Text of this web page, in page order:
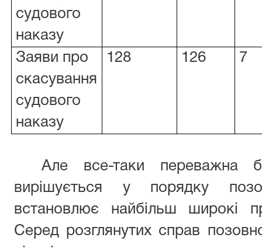
судового
наказу
Заяви про
скасування
судового
наказу
128 126 7
Але все-таки переважна
вирішується у порядку
встановлює найбільш широкі
Серед розглянутих справ